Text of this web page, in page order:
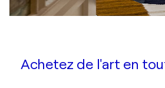
Achetez de l'art en